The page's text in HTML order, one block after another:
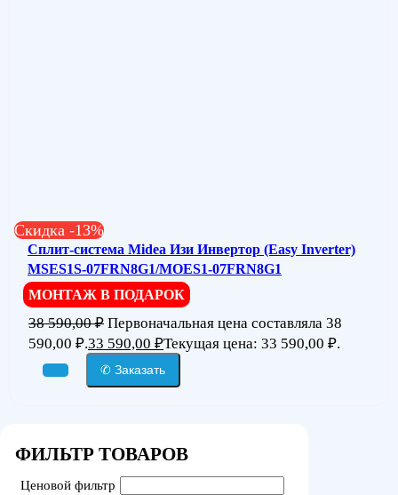
Скидка -13%
Сплит-система Midea Изи Инвертор (Easy Inverter)
MSES1S-07FRN8G1/MOES1-07FRN8G1
МОНТАЖ В ПОДАРОК
38 590,00₽ Первоначальная цена составляла 38
590,00 ₽.33 590,00 ₽Текущая цена: 33 590,00 ₽.
✆ Заказать
ФИЛЬТР ТОВАРОВ
Ценовой фильтр